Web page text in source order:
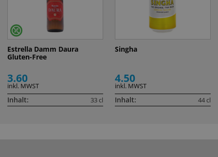
Estrella Damm Daura
Gluten-Free
3.60
inkl. MWST
Inhalt: 33 cl
Singha
4.50
inkl. MWST
Inhalt: 44 cl